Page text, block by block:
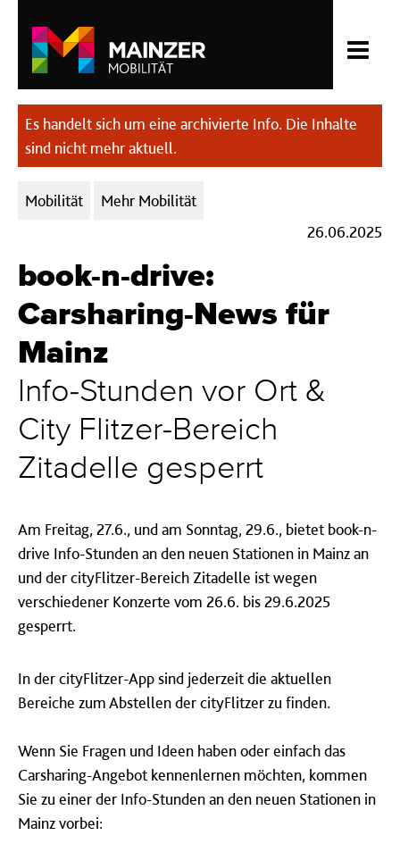
Es handelt sich um eine archivierte Info. Die Inhalte
sind nicht mehr aktuell.
Kategorien:
Mobilität
Mehr Mobilität
26.06.2025
book-n-drive:
Carsharing-News für
Mainz
Info-Stunden vor Ort &
City Flitzer-Bereich
Zitadelle gesperrt
Am Freitag, 27.6., und am Sonntag, 29.6., bietet book-n-
drive Info-Stunden an den neuen Stationen in Mainz an
und der cityFlitzer-Bereich Zitadelle ist wegen
verschiedener Konzerte vom 26.6. bis 29.6.2025
gesperrt.
In der cityFlitzer-App sind jederzeit die aktuellen
Bereiche zum Abstellen der cityFlitzer zu finden.
Wenn Sie Fragen und Ideen haben oder einfach das
Carsharing-Angebot kennenlernen möchten, kommen
Sie zu einer der Info-Stunden an den neuen Stationen in
Mainz vorbei: